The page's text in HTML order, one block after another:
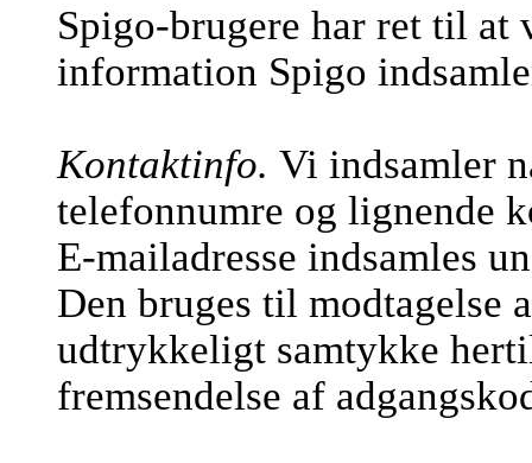
Spigo-brugere har ret til
information Spigo
Kontaktinfo. Vi indsamler
telefonnumre og lignende
E-mailadresse indsamles
Den bruges til modtagelse
udtrykkeligt samtykke
fremsendelse af